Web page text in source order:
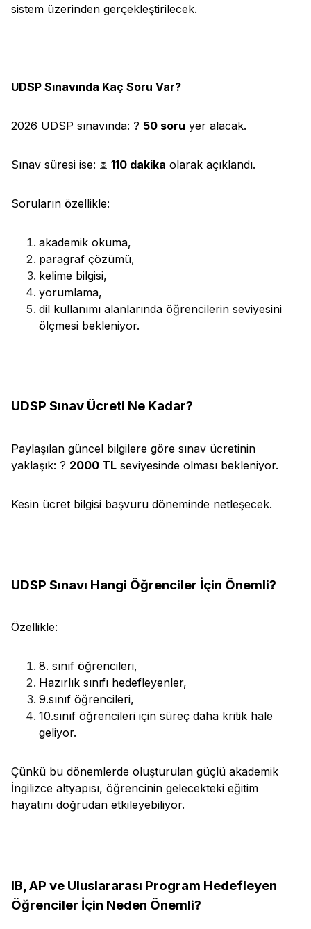
sistem üzerinden gerçekleştirilecek.
UDSP Sınavında Kaç Soru Var?
2026 UDSP sınavında: ? 50 soru yer alacak.
Sınav süresi ise: ⏳ 110 dakika olarak açıklandı.
Soruların özellikle:
akademik okuma,
paragraf çözümü,
kelime bilgisi,
yorumlama,
dil kullanımı alanlarında öğrencilerin seviyesini
ölçmesi bekleniyor.
UDSP Sınav Ücreti Ne Kadar?
Paylaşılan güncel bilgilere göre sınav ücretinin
yaklaşık: ? 2000 TL seviyesinde olması bekleniyor.
Kesin ücret bilgisi başvuru döneminde netleşecek.
UDSP Sınavı Hangi Öğrenciler İçin Önemli?
Özellikle:
8. sınıf öğrencileri,
Hazırlık sınıfı hedefleyenler,
9.sınıf öğrencileri,
10.sınıf öğrencileri için süreç daha kritik hale
geliyor.
Çünkü bu dönemlerde oluşturulan güçlü akademik
İngilizce altyapısı, öğrencinin gelecekteki eğitim
hayatını doğrudan etkileyebiliyor.
IB, AP ve Uluslararası Program Hedefleyen
Öğrenciler İçin Neden Önemli?